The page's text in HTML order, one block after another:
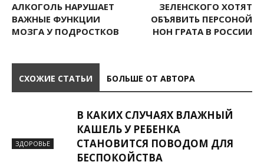
АЛКОГОЛЬ НАРУШАЕТ
ВАЖНЫЕ ФУНКЦИИ
МОЗГА У ПОДРОСТКОВ
ЗЕЛЕНСКОГО ХОТЯТ
ОБЪЯВИТЬ ПЕРСОНОЙ
НОН ГРАТА В РОССИИ
СХОЖИЕ СТАТЬИ БОЛЬШЕ ОТ АВТОРА
ЗДОРОВЬЕ
В КАКИХ СЛУЧАЯХ ВЛАЖНЫЙ
КАШЕЛЬ У РЕБЕНКА
СТАНОВИТСЯ ПОВОДОМ ДЛЯ
БЕСПОКОЙСТВА